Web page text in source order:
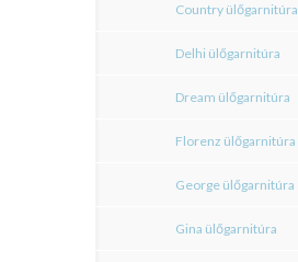
Country ülőgarnitúra
Delhi ülőgarnitúra
Dream ülőgarnitúra
Florenz ülőgarnitúra
George ülőgarnitúra
Gina ülőgarnitúra